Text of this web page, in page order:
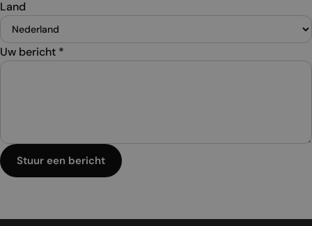
Land
Uw bericht *
Stuur een bericht